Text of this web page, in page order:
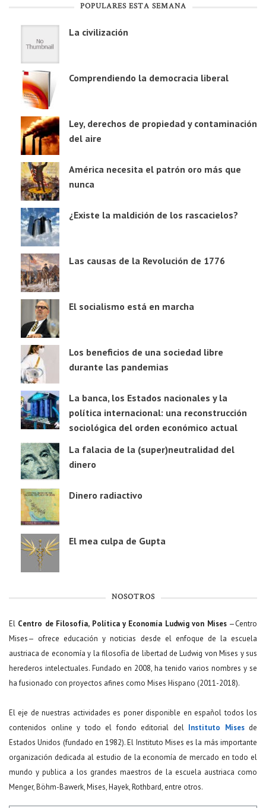
POPULARES ESTA SEMANA
La civilización
Comprendiendo la democracia liberal
Ley, derechos de propiedad y contaminación
del aire
América necesita el patrón oro más que
nunca
¿Existe la maldición de los rascacielos?
Las causas de la Revolución de 1776
El socialismo está en marcha
Los beneficios de una sociedad libre
durante las pandemias
La banca, los Estados nacionales y la
política internacional: una reconstrucción
sociológica del orden económico actual
La falacia de la (super)neutralidad del
dinero
Dinero radiactivo
El mea culpa de Gupta
NOSOTROS
El Centro de Filosofía, Política y Economía Ludwig von Mises—Centro
Mises— ofrece educación y noticias desde el enfoque de la escuela
austriaca de economía y la filosofía de libertad de Ludwig von Mises y sus
herederos intelectuales. Fundado en 2008, ha tenido varios nombres y se
ha fusionado con proyectos afines como Mises Hispano (2011-2018).
El eje de nuestras actividades es poner disponible en español todos los
contenidos online y todo el fondo editorial del Instituto Misesde
Estados Unidos (fundado en 1982). El Instituto Mises es la más importante
organización dedicada al estudio de la economía de mercado en todo el
mundo y publica a los grandes maestros de la escuela austriaca como
Menger, Böhm-Bawerk, Mises, Hayek, Rothbard, entre otros.